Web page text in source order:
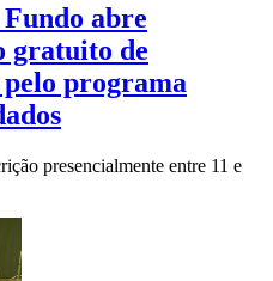
abre
gratuito de
programa
presencialmente entre 11 e